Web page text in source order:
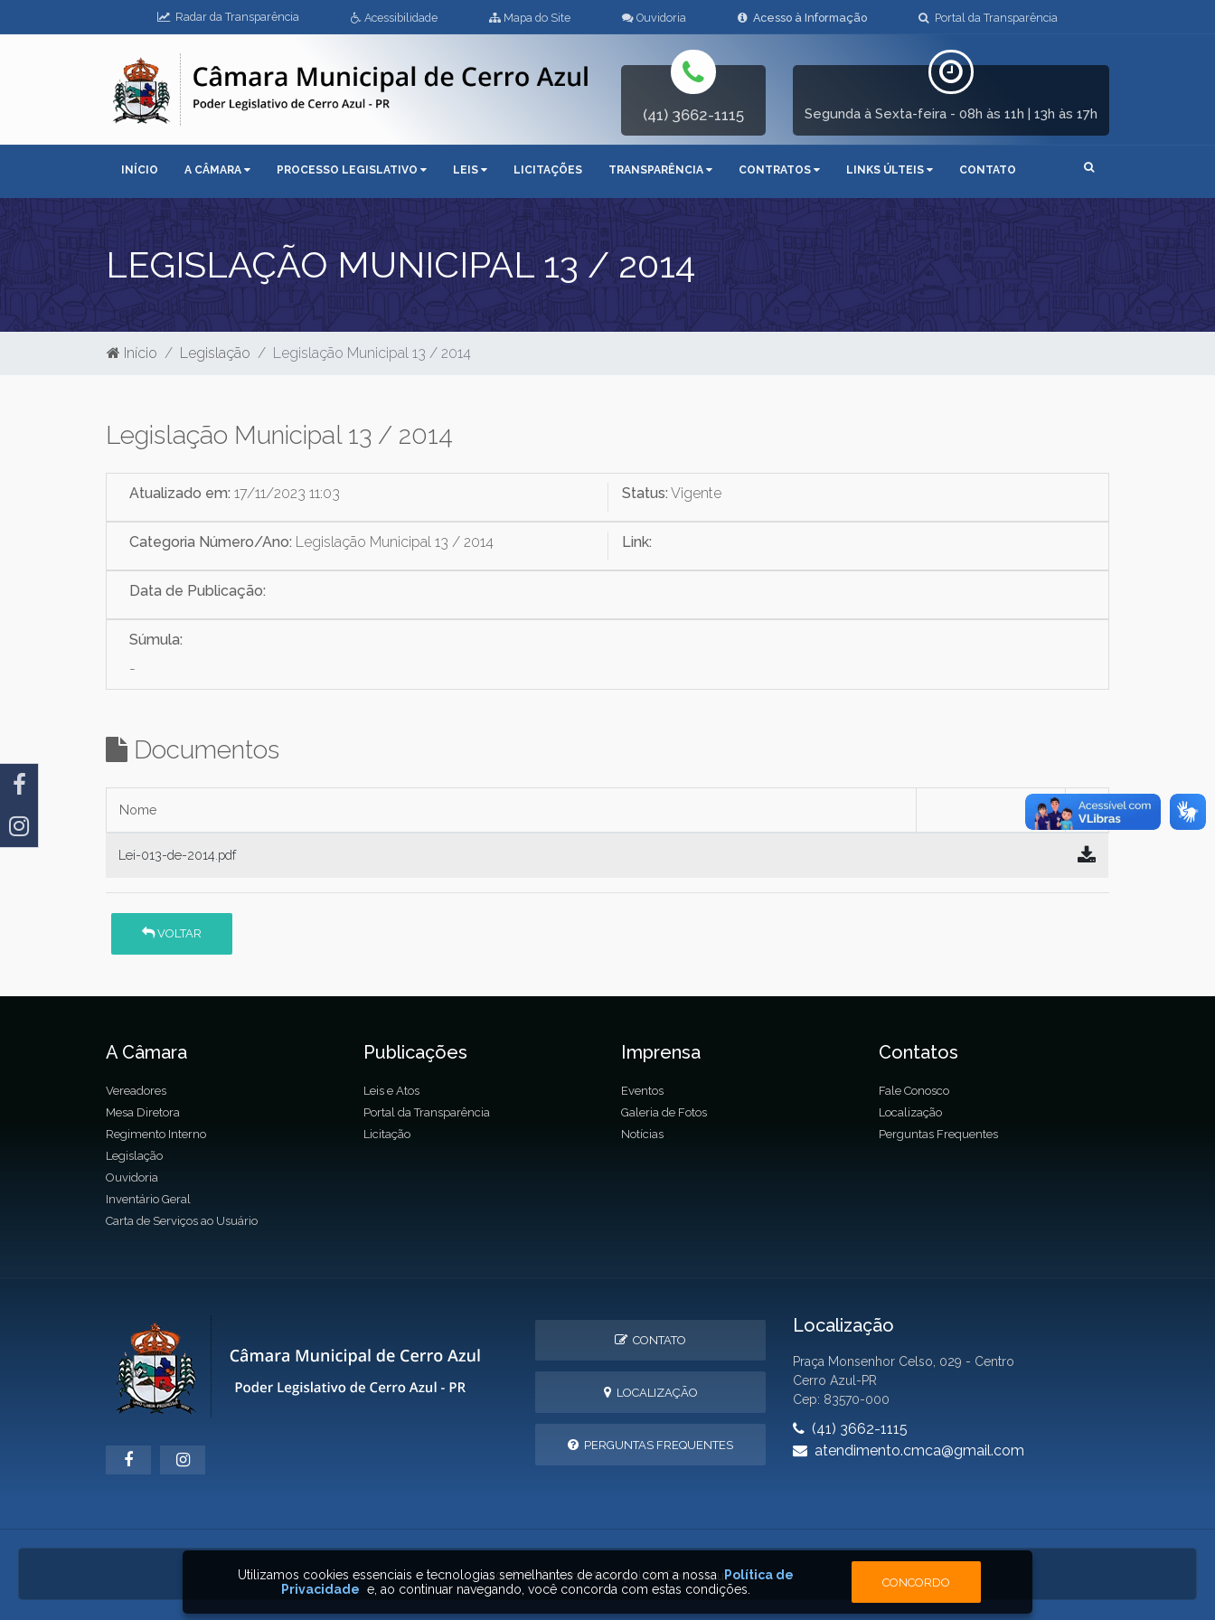
Radar da Transparência Acessibilidade Mapa do Site Ouvidoria Acesso à Informação Portal da Transparência
(41) 3662-1115 Segunda à Sexta-feira - 08h às 11h | 13h às 17h
INÍCIO A CÂMARA PROCESSO LEGISLATIVO LEIS LICITAÇÕES TRANSPARÊNCIA CONTRATOS LINKS ÚLTEIS CONTATO
LEGISLAÇÃO MUNICIPAL 13 / 2014
Início Legislação Legislação Municipal 13 / 2014
Legislação Municipal 13 / 2014
Atualizado em: 17/11/2023 11:03 Status: Vigente
Categoria Número/Ano: Legislação Municipal 13 / 2014 Link:
Data de Publicação:
Súmula:
-
Documentos
Nome
Lei-013-de-2014.pdf
VOLTAR
A Câmara
Vereadores
Mesa Diretora
Regimento Interno
Legislação
Ouvidoria
Inventário Geral
Carta de Serviços ao Usuário
Publicações
Leis e Atos
Portal da Transparência
Licitação
Imprensa
Eventos
Galeria de Fotos
Notícias
Contatos
Fale Conosco
Localização
Perguntas Frequentes
CONTATO
LOCALIZAÇÃO
PERGUNTAS FREQUENTES
Localização
Praça Monsenhor Celso, 029 - Centro
Cerro Azul-PR
Cep: 83570-000
(41) 3662-1115
atendimento.cmca@gmail.com
2026 © Câmara Municipal de Cerro Azul
Utilizamos cookies essenciais e tecnologias semelhantes de acordo com a nossa Política de
Privacidade e, ao continuar navegando, você concorda com estas condições. CONCORDO